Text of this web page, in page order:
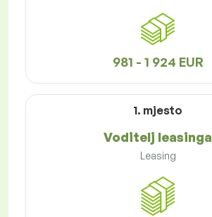
981 - 1 924 EUR
1. mjesto
Voditelj leasinga
Leasing